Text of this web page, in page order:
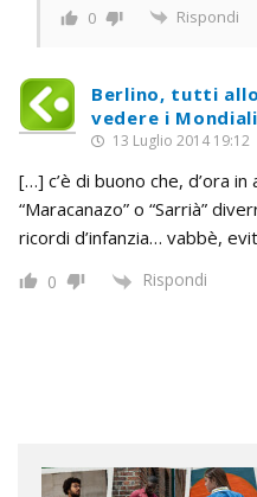
0 Rispondi
Berlino, tutti
vedere i
13 Luglio 2014 19:12
[…] c’è di buono che, d’ora
“Maracanazo” o “Sarrià”
ricordi d’infanzia… vabbè,
0 Rispondi